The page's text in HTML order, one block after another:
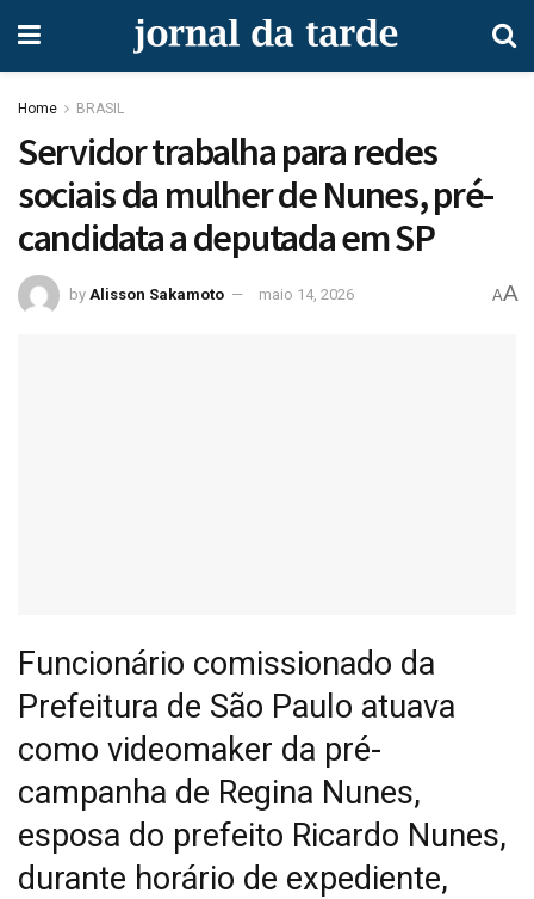
Home BRASIL
Servidor trabalha para redes
sociais da mulher de Nunes, pré-
candidata a deputada em SP
by Alisson Sakamoto maio 14, 2026 AA
Funcionário comissionado da
Prefeitura de São Paulo atuava
como videomaker da pré-
campanha de Regina Nunes,
esposa do prefeito Ricardo Nunes,
durante horário de expediente,